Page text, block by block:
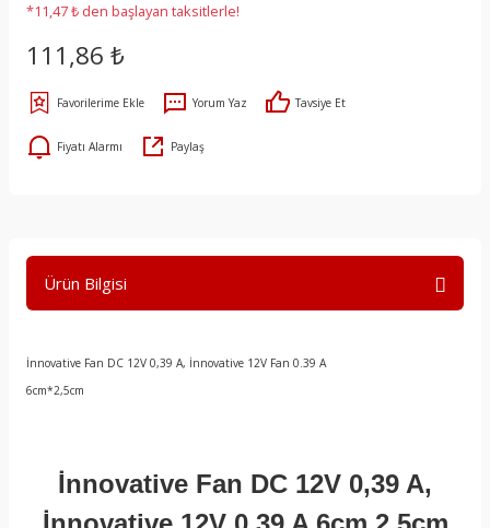
*11,47 ₺ den başlayan taksitlerle!
111,86 ₺
Yorum Yaz Tavsiye Et
Fiyatı Alarmı Paylaş
Ürün Bilgisi
İnnovative Fan DC 12V 0,39 A, İnnovative 12V Fan 0.39 A
6cm*2,5cm
İnnovative Fan DC 12V 0,39 A,